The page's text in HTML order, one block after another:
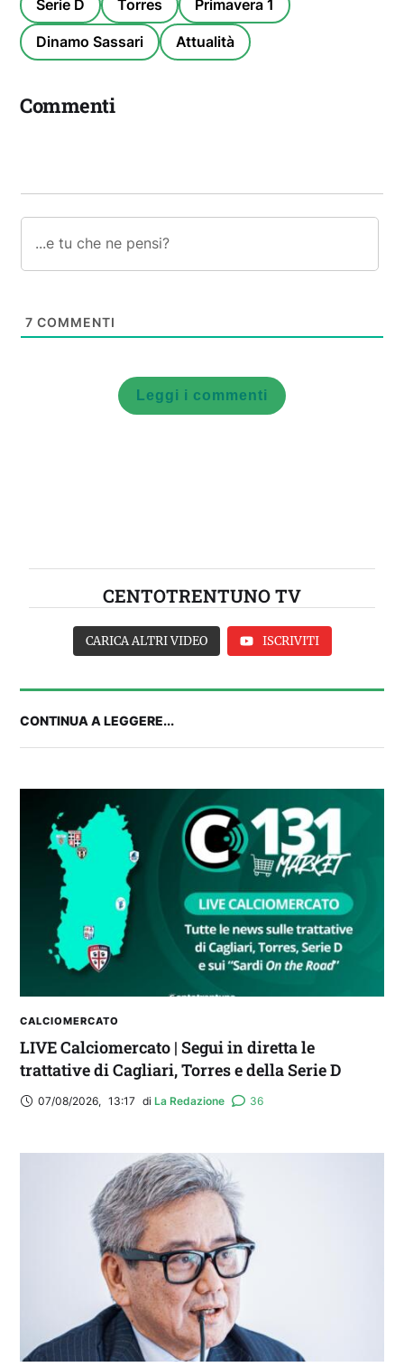
Serie D Torres Primavera 1
Dinamo Sassari Attualità
Commenti
7 COMMENTI
Leggi i commenti
CENTOTRENTUNO TV
Balliana: “Firmare con la Bora è come andare al
Real Madrid. Ora obiettivo Lunigiana”
CARICA ALTRI VIDEO ISCRIVITI
CONTINUA A LEGGERE...
CALCIOMERCATO
LIVE Calciomercato | Segui in diretta le
trattative di Cagliari, Torres e della Serie D
07/08/2026, 13:17 di La Redazione 36